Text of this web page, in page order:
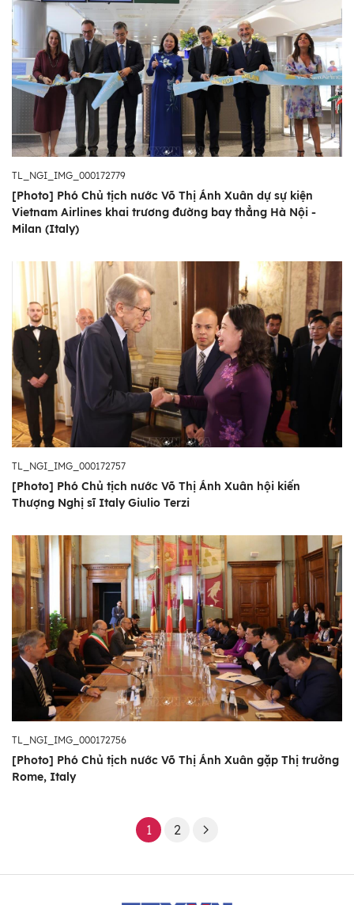
TL_NGI_IMG_000172779
[Photo] Phó Chủ tịch nước Võ Thị Ánh Xuân dự sự kiện
Vietnam Airlines khai trương đường bay thẳng Hà Nội -
Milan (Italy)
TL_NGI_IMG_000172757
[Photo] Phó Chủ tịch nước Võ Thị Ánh Xuân hội kiến
Thượng Nghị sĩ Italy Giulio Terzi
TL_NGI_IMG_000172756
[Photo] Phó Chủ tịch nước Võ Thị Ánh Xuân gặp Thị trưởng
Rome, Italy
1 2